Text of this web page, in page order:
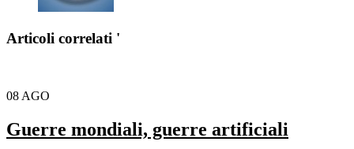
Articoli correlati '
08 AGO
Guerre mondiali, guerre artificiali